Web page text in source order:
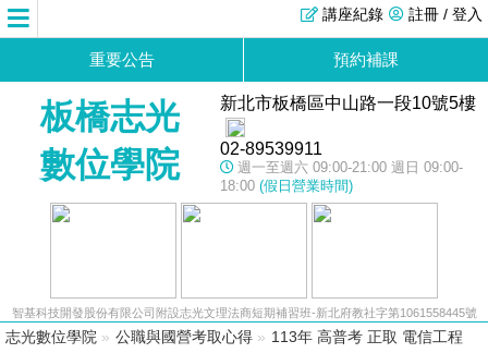
註冊 / 登入
講座紀錄
重要公告 預約補課
板橋志光
數位學院
新北市板橋區中山路一段10號5樓
02-89539911
週一至週六 09:00-21:00 週日 09:00-
18:00 (假日營業時間)
智基科技開發股份有限公司附設志光文理法商短期補習班-新北府教社字第1061558445號
志光數位學院 » 公職與國營考取心得 » 113年 高普考 正取 電信工程